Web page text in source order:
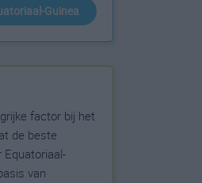
Guinea
factor bij het
de beste
Equatoriaal-
van